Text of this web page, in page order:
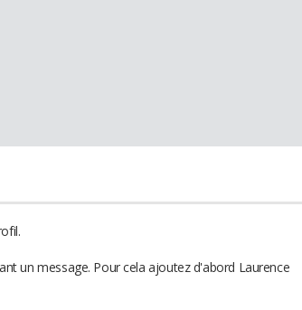
un message. Pour cela ajoutez d'abord Laurence